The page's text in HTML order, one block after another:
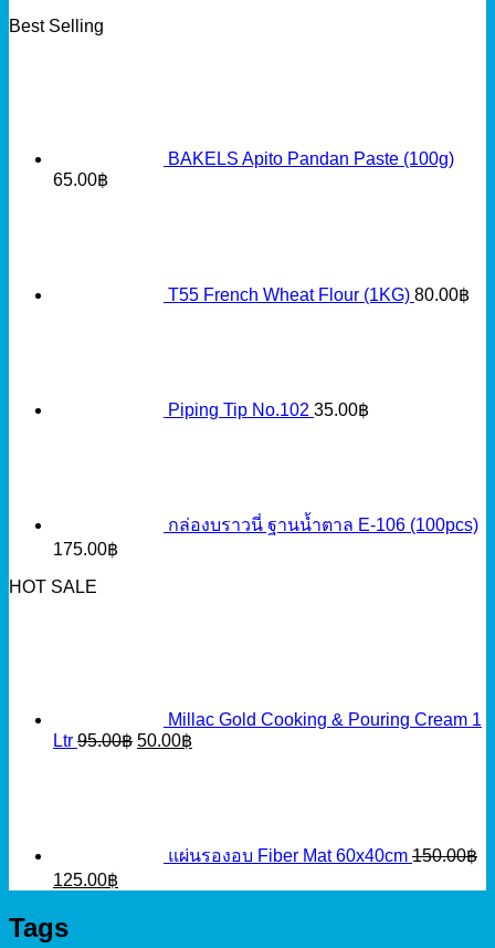
Best Selling
BAKELS Apito Pandan Paste (100g)
65.00฿
T55 French Wheat Flour (1KG) 80.00฿
Piping Tip No.102 35.00฿
กล่องบราวนี่ ฐานน้ำตาล E-106 (100pcs)
175.00฿
HOT SALE
Millac Gold Cooking & Pouring Cream 1
Ltr 95.00฿ Original
50.00฿
แผ่นรองอบ Fiber Mat 60x40cm 150.00฿
Original
150.00฿.
125.00฿
Tags